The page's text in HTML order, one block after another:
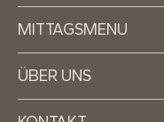
MITTAGSMENU
ÜBER UNS